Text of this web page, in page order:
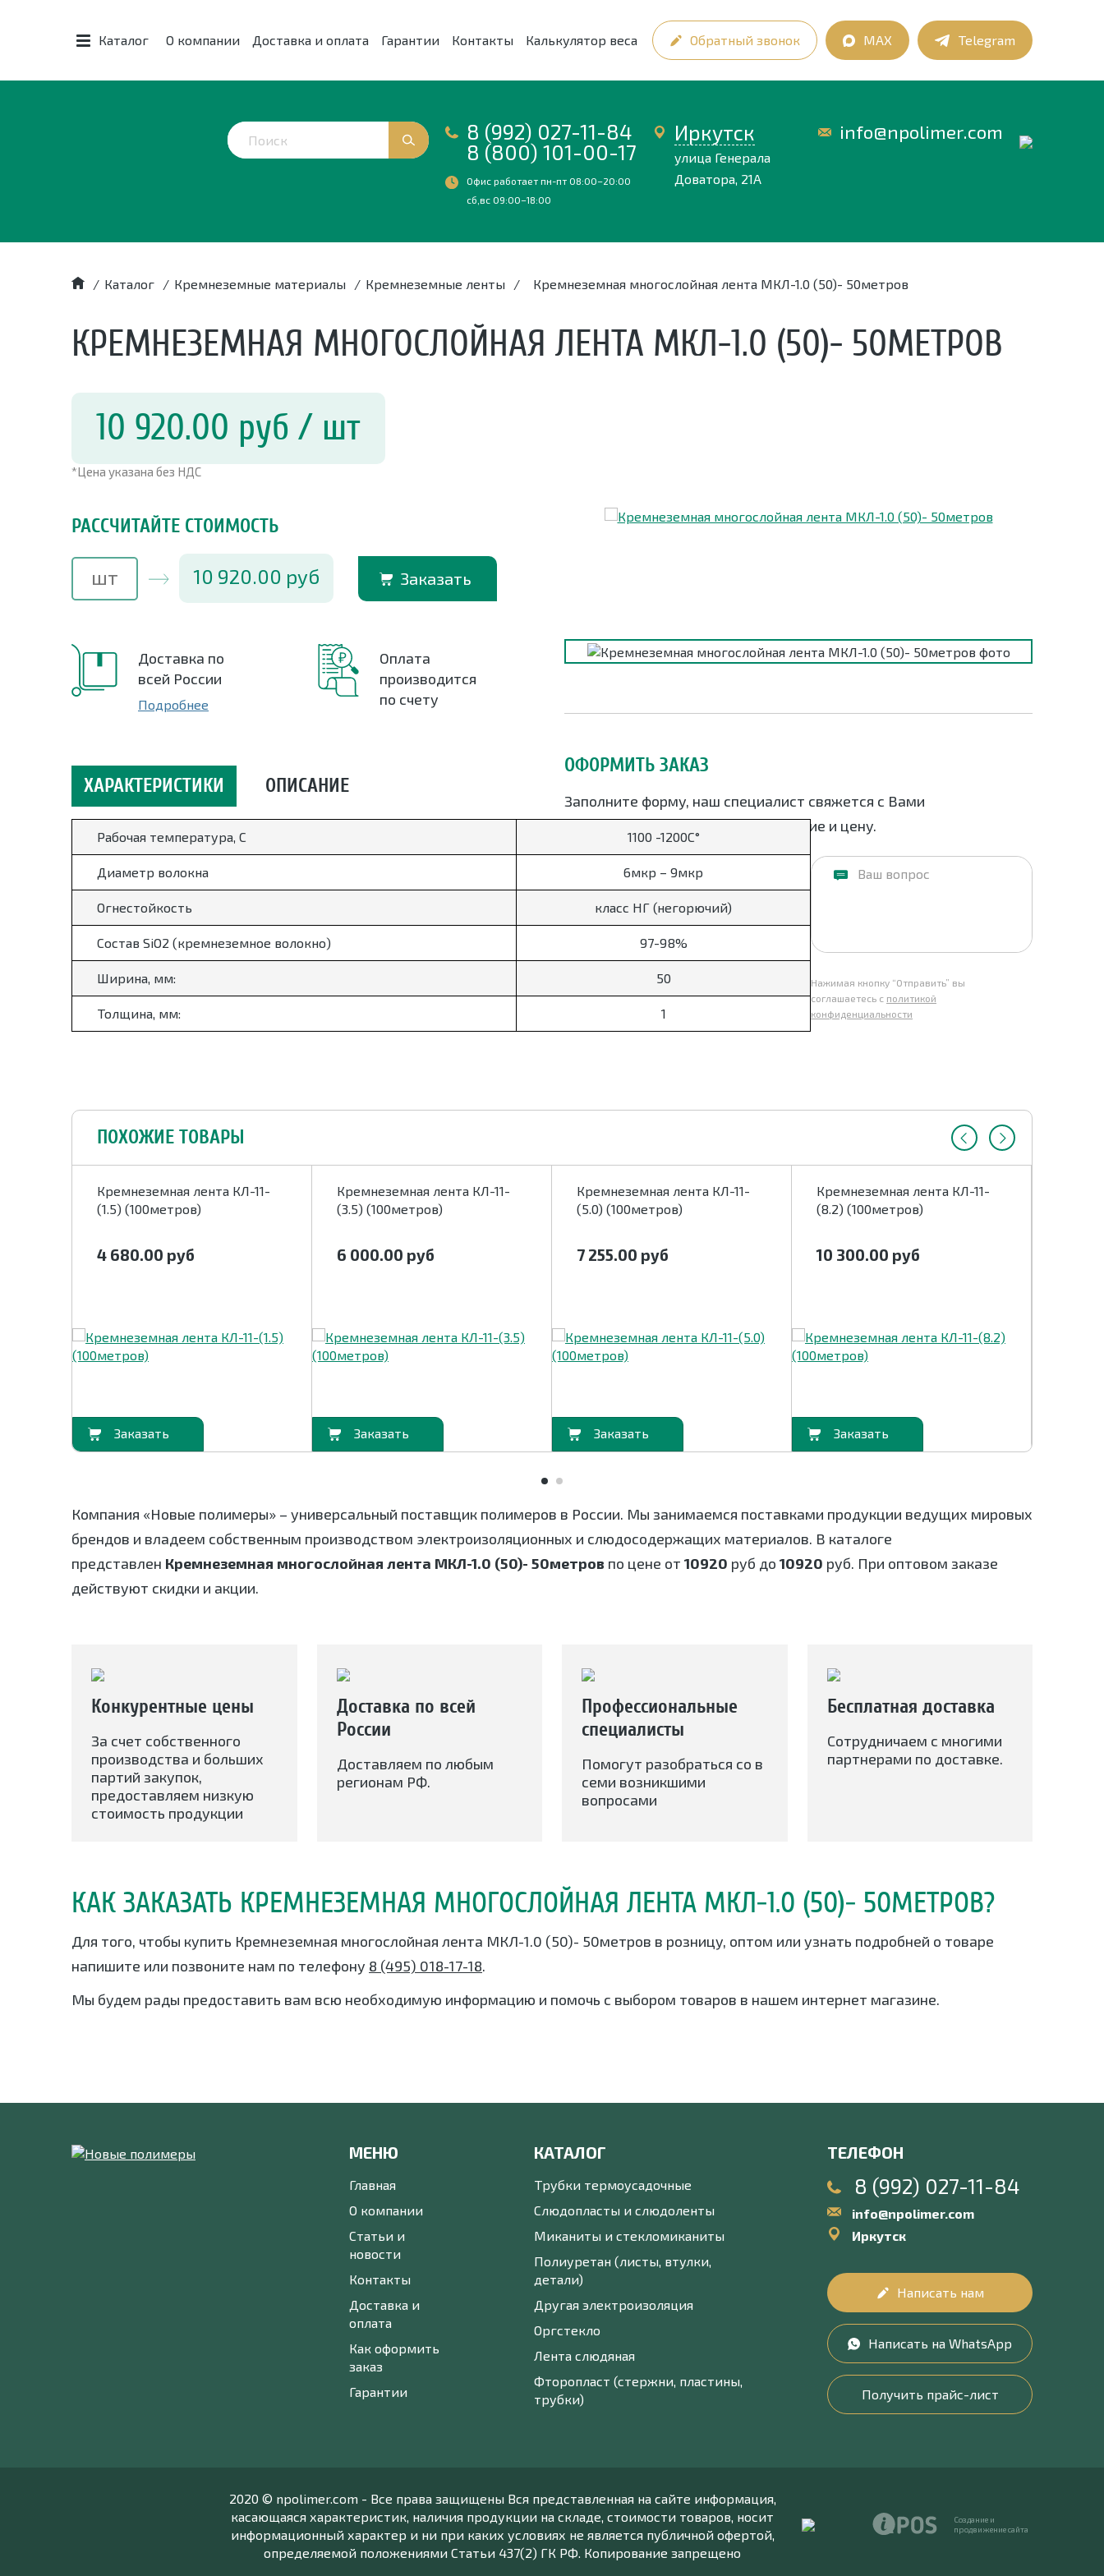
Каталог О компании Доставка и оплата Гарантии Контакты Калькулятор веса Обратный звонок MAX Telegram
8 (992) 027-11-84
8 (800) 101-00-17
Офис работает пн-пт 08:00–20:00
сб,вс 09:00–18:00
Иркутск
улица Генерала
Доватора, 21А
info@npolimer.com
/ Каталог / Кремнеземные материалы / Кремнеземные ленты / Кремнеземная многослойная лента МКЛ-1.0 (50)- 50метров
КРЕМНЕЗЕМНАЯ МНОГОСЛОЙНАЯ ЛЕНТА МКЛ-1.0 (50)- 50МЕТРОВ
ОФОРМИТЬ ЗАКАЗ
Заполните форму, наш специалист свяжется с Вами
в ближайшее время, уточнит наличие и цену.
Нажимая кнопку “Отправить” вы
соглашаетесь с политикой
конфиденциальности
10 920.00 руб / шт
*Цена указана без НДС
РАССЧИТАЙТЕ СТОИМОСТЬ
10 920.00 руб Заказать
Доставка по
всей России
Подробнее
Оплата
производится
по счету
ХАРАКТЕРИСТИКИ ОПИСАНИЕ
Рабочая температура, С 1100 -1200С°
Диаметр волокна 6мкр – 9мкр
Огнестойкость класс НГ (негорючий)
Состав SiO2 (кремнеземное волокно) 97-98%
Ширина, мм: 50
Толщина, мм: 1
ПОХОЖИЕ ТОВАРЫ
Кремнеземная лента КЛ-11-
(1.5) (100метров)
4 680.00 руб
В корзину
Кремнеземная лента КЛ-11-
(3.5) (100метров)
6 000.00 руб
В корзину
Кремнеземная лента КЛ-11-
(5.0) (100метров)
7 255.00 руб
В корзину
Кремнеземная лента КЛ-11-
(8.2) (100метров)
10 300.00 руб
В корзину
Компания «Новые полимеры» – универсальный поставщик полимеров в России. Мы занимаемся поставками продукции ведущих мировых
брендов и владеем собственным производством электроизоляционных и слюдосодержащих материалов. В каталоге
представлен Кремнеземная многослойная лента МКЛ-1.0 (50)- 50метров по цене от 10920 руб до 10920 руб. При оптовом заказе
действуют скидки и акции.
Конкурентные цены
За счет собственного
производства и больших
партий закупок,
предоставляем низкую
стоимость продукции
Доставка по всей
России
Доставляем по любым
регионам РФ.
Профессиональные
специалисты
Помогут разобраться со в
семи возникшими
вопросами
Бесплатная доставка
Сотрудничаем с многими
партнерами по доставке.
КАК ЗАКАЗАТЬ КРЕМНЕЗЕМНАЯ МНОГОСЛОЙНАЯ ЛЕНТА МКЛ-1.0 (50)- 50МЕТРОВ?
Для того, чтобы купить Кремнеземная многослойная лента МКЛ-1.0 (50)- 50метров в розницу, оптом или узнать подробней о товаре
напишите или позвоните нам по телефону 8 (495) 018-17-18.
Мы будем рады предоставить вам всю необходимую информацию и помочь с выбором товаров в нашем интернет магазине.
МЕНЮ
Главная
О компании
Статьи и
новости
Контакты
Доставка и
оплата
Как оформить
заказ
Гарантии
КАТАЛОГ
Трубки термоусадочные
Слюдопласты и слюдоленты
Миканиты и стекломиканиты
Полиуретан (листы, втулки,
детали)
Другая электроизоляция
Оргстекло
Лента слюдяная
Фторопласт (стержни, пластины,
трубки)
ТЕЛЕФОН
8 (992) 027-11-84
info@npolimer.com
Иркутск
Написать нам
Написать на WhatsApp
Получить прайс-лист
2020 © npolimer.com - Все права защищены Вся представленная на сайте информация,
касающаяся характеристик, наличия продукции на складе, стоимости товаров, носит
информационный характер и ни при каких условиях не является публичной офертой,
определяемой положениями Статьи 437(2) ГК РФ. Копирование запрещено
Создание и
продвижение сайта